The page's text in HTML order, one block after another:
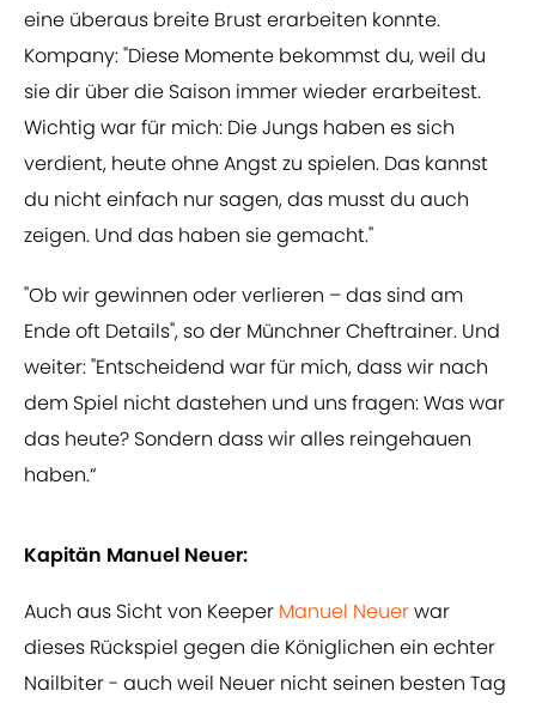
eine überaus breite Brust erarbeiten konnte.
Kompany: "Diese Momente bekommst du, weil du
sie dir über die Saison immer wieder erarbeitest.
Wichtig war für mich: Die Jungs haben es sich
verdient, heute ohne Angst zu spielen. Das kannst
du nicht einfach nur sagen, das musst du auch
zeigen. Und das haben sie gemacht."
"Ob wir gewinnen oder verlieren – das sind am
Ende oft Details", so der Münchner Cheftrainer. Und
weiter: "Entscheidend war für mich, dass wir nach
dem Spiel nicht dastehen und uns fragen: Was war
das heute? Sondern dass wir alles reingehauen
haben.“
Kapitän Manuel Neuer:
Auch aus Sicht von Keeper Manuel Neuerwar
dieses Rückspiel gegen die Königlichen ein echter
Nailbiter - auch weil Neuer nicht seinen besten Tag